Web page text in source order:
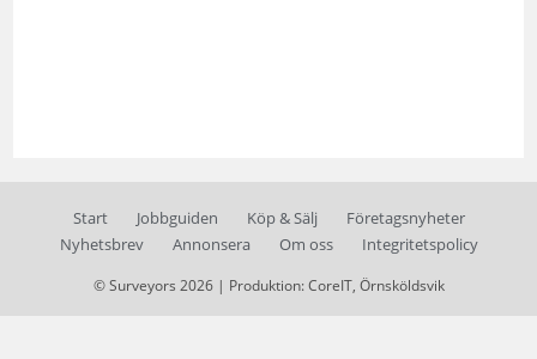
Start Jobbguiden Köp & Sälj
Företagsnyheter
Nyhetsbrev
Annonsera Om oss Integritetspolicy
© Surveyors 2026 | Produktion: CoreIT, Örnsköldsvik